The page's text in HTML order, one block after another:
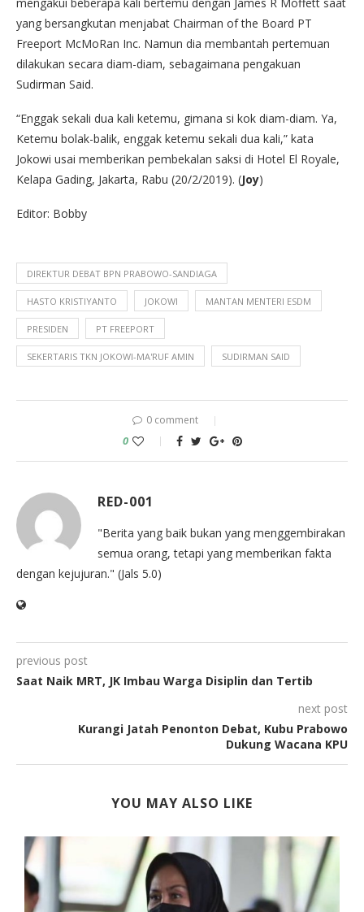
yang bersangkutan menjabat Chairman of the Board PT
Freeport McMoRan Inc. Namun dia membantah pertemuan
dilakukan secara diam-diam, sebagaimana pengakuan
Sudirman Said.
“Enggak sekali dua kali ketemu, gimana si kok diam-diam. Ya,
Ketemu bolak-balik, enggak ketemu sekali dua kali,” kata
Jokowi usai memberikan pembekalan saksi di Hotel El Royale,
Kelapa Gading, Jakarta, Rabu (20/2/2019). (Joy)
Editor: Bobby
DIREKTUR DEBAT BPN PRABOWO-SANDIAGA
HASTO KRISTIYANTO JOKOWI MANTAN MENTERI ESDM
PRESIDEN PT FREEPORT
SEKERTARIS TKN JOKOWI-MA'RUF AMIN SUDIRMAN SAID
0 comment
0
RED-001
"Berita yang baik bukan yang menggembirakan
semua orang, tetapi yang memberikan fakta
dengan kejujuran." (Jals 5.0)
previous post
Saat Naik MRT, JK Imbau Warga Disiplin dan Tertib
next post
Kurangi Jatah Penonton Debat, Kubu Prabowo
Dukung Wacana KPU
YOU MAY ALSO LIKE